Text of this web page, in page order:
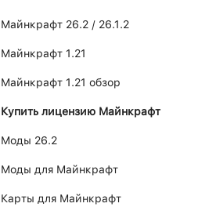
Майнкрафт 26.2 / 26.1.2
Майнкрафт 1.21
Майнкрафт 1.21 обзор
Купить лицензию Майнкрафт
Моды 26.2
Моды для Майнкрафт
Карты для Майнкрафт